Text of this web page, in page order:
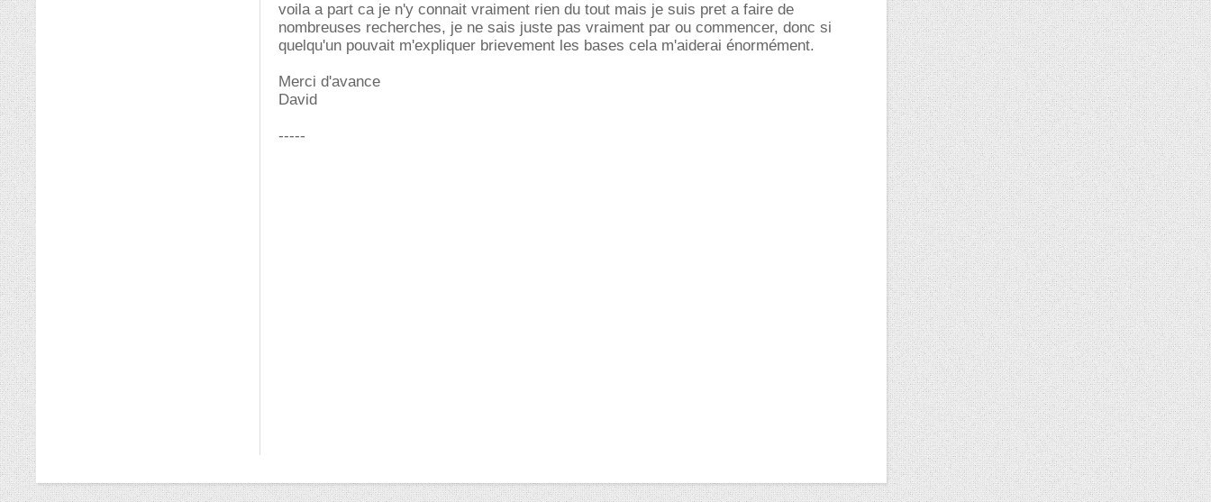
voila a part ca je n'y connait vraiment rien du tout mais je suis pret a faire de
nombreuses recherches, je ne sais juste pas vraiment par ou commencer, donc si
quelqu'un pouvait m'expliquer brievement les bases cela m'aiderai énormément.
Merci d'avance
David
-----